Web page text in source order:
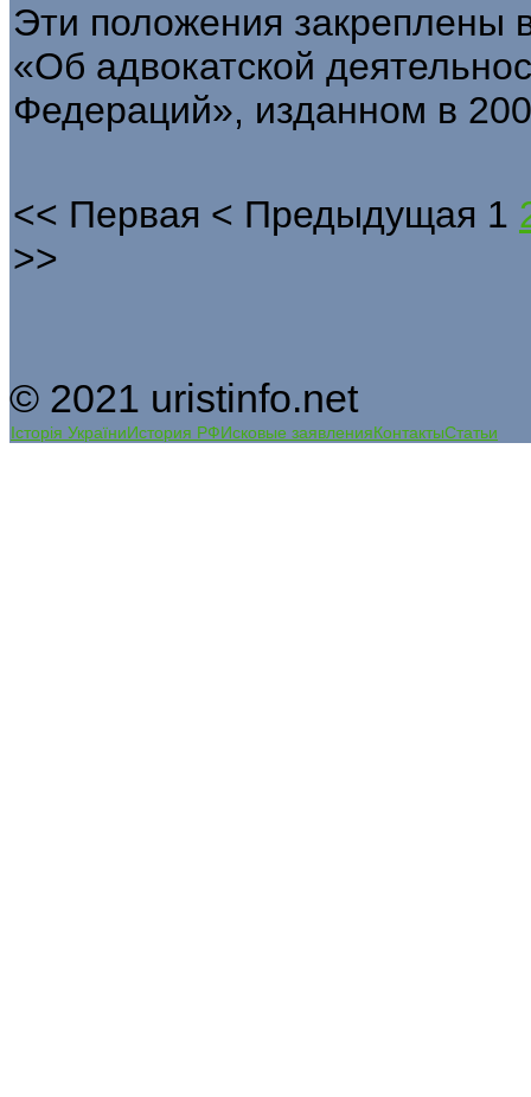
Эти положения закреплены
«Об адвокатской
Федераций», изданном в
<< Первая < Предыдущая 1
>>
© 2021 uristinfo.net
Історія УкраїниИстория РФИсковые заявленияКонтактыСтатьи